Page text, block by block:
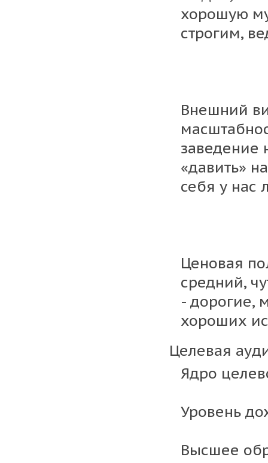
хорошую
строгим,
Внешний
заведение
«давить»
себя у нас
Ценовая
средний,
- дорогие,
хороших
Целевая
Ядро
Уровень
Высшее